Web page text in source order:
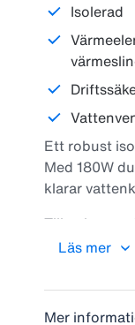
Isolerad
Ett robust
Med 180W
klarar
Tillverkat
hög
Läs mer
Mer